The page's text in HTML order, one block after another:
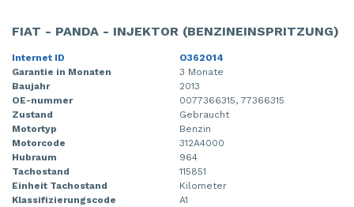
FIAT - PANDA - INJEKTOR (BENZINEINSPRITZUNG)
Internet ID
O362014
Garantie in Monaten
3 Monate
Baujahr
2013
OE-nummer
0077366315, 77366315
Zustand
Gebraucht
Motortyp
Benzin
Motorcode
312A4000
Hubraum
964
Tachostand
115851
Einheit Tachostand
Kilometer
Klassifizierungscode
A1